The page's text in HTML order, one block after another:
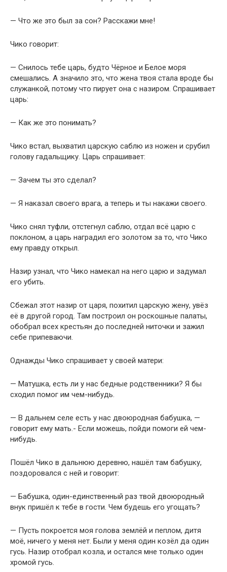
— Что же это был за сон? Расскажи мне!
Чико говорит:
— Снилось тебе царь, будто Чёрное и Белое моря
смешались. А значило это, что жена твоя стала вроде бы
служанкой, потому что пирует она с назиром. Спрашивает
царь:
— Как же это понимать?
Чико встал, выхватил царскую саблю из ножен и срубил
голову гадальщику. Царь спрашивает:
— Зачем ты это сделал?
— Я наказал своего врага, а теперь и ты накажи своего.
Чико снял туфли, отстегнул саблю, отдал всё царю с
поклоном, а царь наградил его золотом за то, что Чико
ему правду открыл.
Назир узнал, что Чико намекал на него царю и задумал
его убить.
Сбежал этот назир от царя, похитил царскую жену, увёз
её в другой город. Там построил он роскошные палаты,
обобрал всех крестьян до последней ниточки и зажил
себе припеваючи.
Однажды Чико спрашивает у своей матери:
— Матушка, есть ли у нас бедные родственники? Я бы
сходил помог им чем-нибудь.
— В дальнем селе есть у нас двоюродная бабушка, —
говорит ему мать.- Если можешь, пойди помоги ей чем-
нибудь.
Пошёл Чико в дальнюю деревню, нашёл там бабушку,
поздоровался с ней и говорит:
— Бабушка, один-единственный раз твой двоюродный
внук пришёл к тебе в гости. Чем будешь его угощать?
— Пусть покроется моя голова землёй и пеплом, дитя
моё, ничего у меня нет. Были у меня один козёл да один
гусь. Назир отобрал козла, и остался мне только один
хромой гусь.